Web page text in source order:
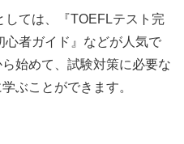
ては、『TOEFLテスト完
者ガイド』などが人気で
始めて、試験対策に必要な
ぶことができます。